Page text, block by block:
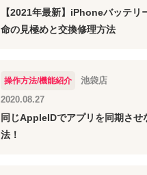
【2021年最新】iPhoneバッテリ
命の見極めと交換修理方法
操作方法/機能紹介
池袋店
2020.08.27
同じAppleIDでアプリを同期させ
法！